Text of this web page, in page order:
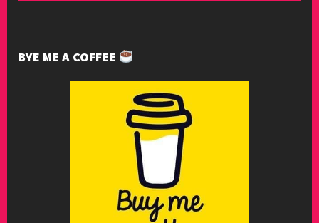
BYE ME A COFFEE